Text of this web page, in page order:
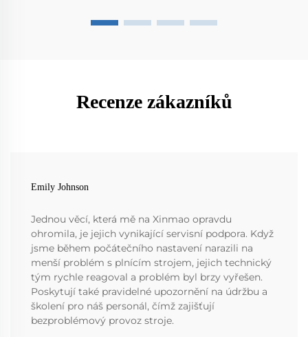
Recenze zákazníků
Emily Johnson
Jednou věcí, která mě na Xinmao opravdu
ohromila, je jejich vynikající servisní podpora. Když
jsme během počátečního nastavení narazili na
menší problém s plnícím strojem, jejich technický
tým rychle reagoval a problém byl brzy vyřešen.
Poskytují také pravidelné upozornění na údržbu a
školení pro náš personál, čímž zajišťují
bezproblémový provoz stroje.